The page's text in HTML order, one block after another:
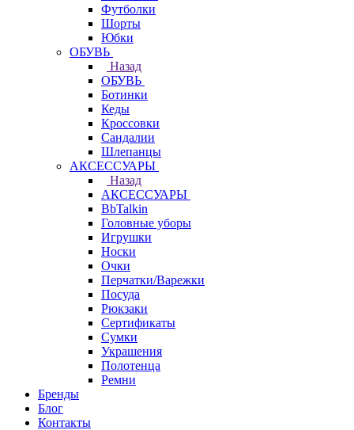
Футболки
Шорты
Юбки
ОБУВЬ
Назад
ОБУВЬ
Ботинки
Кеды
Кроссовки
Сандалии
Шлепанцы
АКСЕССУАРЫ
Назад
АКСЕССУАРЫ
BbTalkin
Головные уборы
Игрушки
Носки
Очки
Перчатки/Варежки
Посуда
Рюкзаки
Сертификаты
Сумки
Украшения
Полотенца
Ремни
Бренды
Блог
Контакты